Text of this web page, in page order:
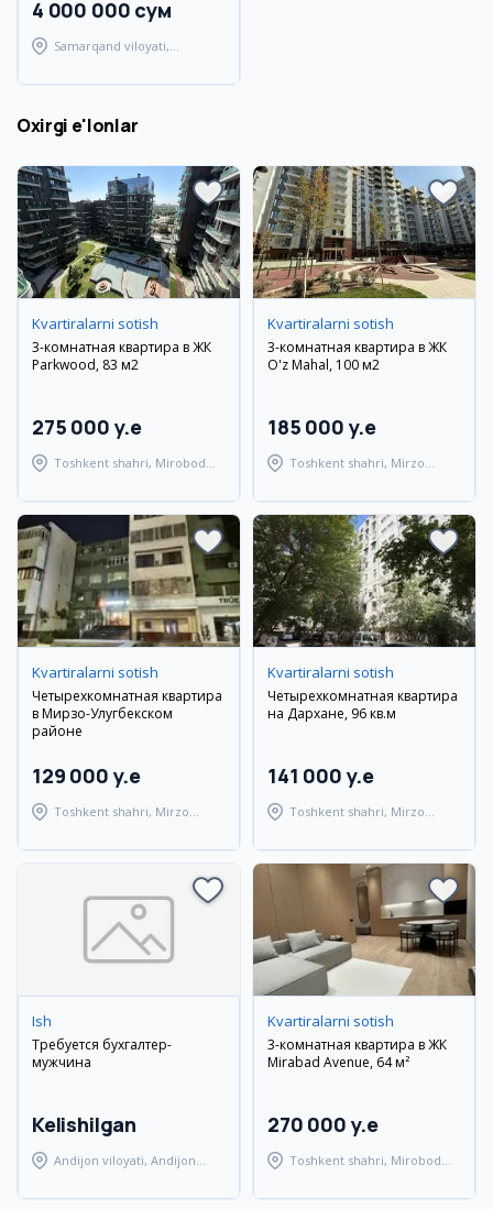
4 000 000 сум
Samarqand viloyati,
Oxirgi e'lonlar
Kvartiralarni sotish
3-комнатная квартира в ЖК
Parkwood, 83 м2
275 000 y.e
Toshkent shahri, Mirobod
Kvartiralarni sotish
3-комнатная квартира в ЖК
O'z Mahal, 100 м2
185 000 y.e
Toshkent shahri, Mirzo
Kvartiralarni sotish
Четырехкомнатная квартира
в Мирзо-Улугбекском
районе
129 000 y.e
Toshkent shahri, Mirzo
Kvartiralarni sotish
Четырехкомнатная квартира
на Дархане, 96 кв.м
141 000 y.e
Toshkent shahri, Mirzo
Ish
Требуется бухгалтер-
мужчина
Kelishilgan
Andijon viloyati, Andijon
Kvartiralarni sotish
3-комнатная квартира в ЖК
Mirabad Avenue, 64 м²
270 000 y.e
Toshkent shahri, Mirobod